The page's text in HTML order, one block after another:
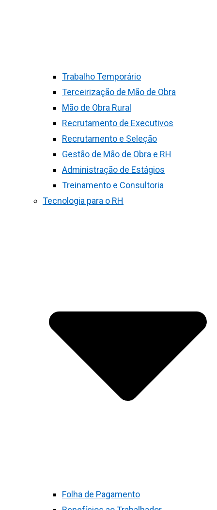
Trabalho Temporário
Terceirização de Mão de Obra
Mão de Obra Rural
Recrutamento de Executivos
Recrutamento e Seleção
Gestão de Mão de Obra e RH
Administração de Estágios
Treinamento e Consultoria
Tecnologia para o RH
Folha de Pagamento